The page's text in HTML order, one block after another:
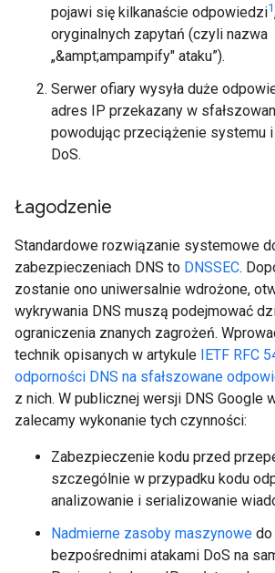
pojawi się kilkanaście odpowiedzi1
oryginalnych zapytań (czyli nazwa
„&ampt;ampampify" ataku”).
Serwer ofiary wysyła duże
adres IP przekazany w
powodując przeciążenie systemu i
DoS.
Łagodzenie
Standardowe rozwiązanie systemowe
zabezpieczeniach DNS to DNSSEC.
zostanie ono uniwersalnie wdrożone,
wykrywania DNS muszą podejmować
ograniczenia znanych zagrożeń.
technik opisanych w artykule
IETF RFC
odporności DNS na sfałszowane
z nich. W publicznej wersji DNS Google
zalecamy wykonanie tych czynności:
Zabezpieczenie kodu przed
szczególnie w przypadku kodu
analizowanie i serializowanie
Nadmierne zasoby maszynowe do
bezpośrednimi atakami DoS na